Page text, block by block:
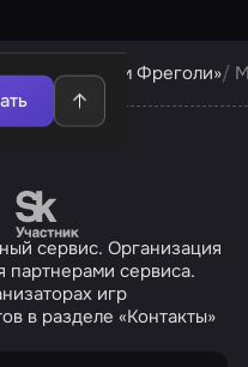
«Симптом Фреголи»
Перейти на сайт
сервис. Организация
партнерами сервиса.
игр
в разделе «Контакты»